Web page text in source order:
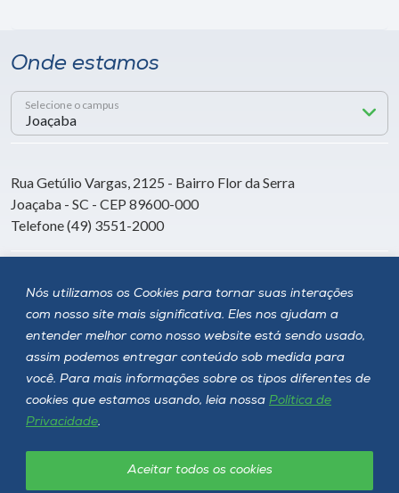
Nós utilizamos os Cookies para tornar suas interações
com nosso site mais significativa. Eles nos ajudam a
entender melhor como nosso website está sendo usado,
assim podemos entregar conteúdo sob medida para
você. Para mais informações sobre os tipos diferentes de
cookies que estamos usando, leia nossa Política de
Privacidade.
Aceitar todos os cookies
Onde estamos
Selecione o campus
Rua Getúlio Vargas, 2125 - Bairro Flor da Serra
Joaçaba - SC - CEP 89600-000
Telefone (49) 3551-2000
Siga a Unoesc
Política de privacidade LGPD